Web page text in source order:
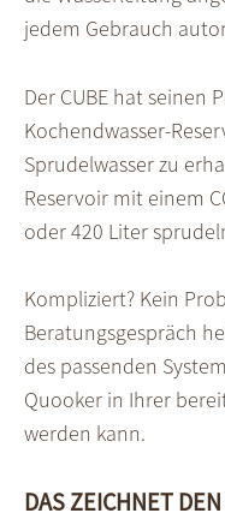
jedem Gebrauch
Der CUBE hat seinen
Kochendwasser-
Sprudelwasser zu
Reservoir mit einem
oder 420 Liter
Kompliziert? Kein
Beratungsgespräch
des passenden
Quooker in Ihrer
werden kann.
DAS ZEICHNET